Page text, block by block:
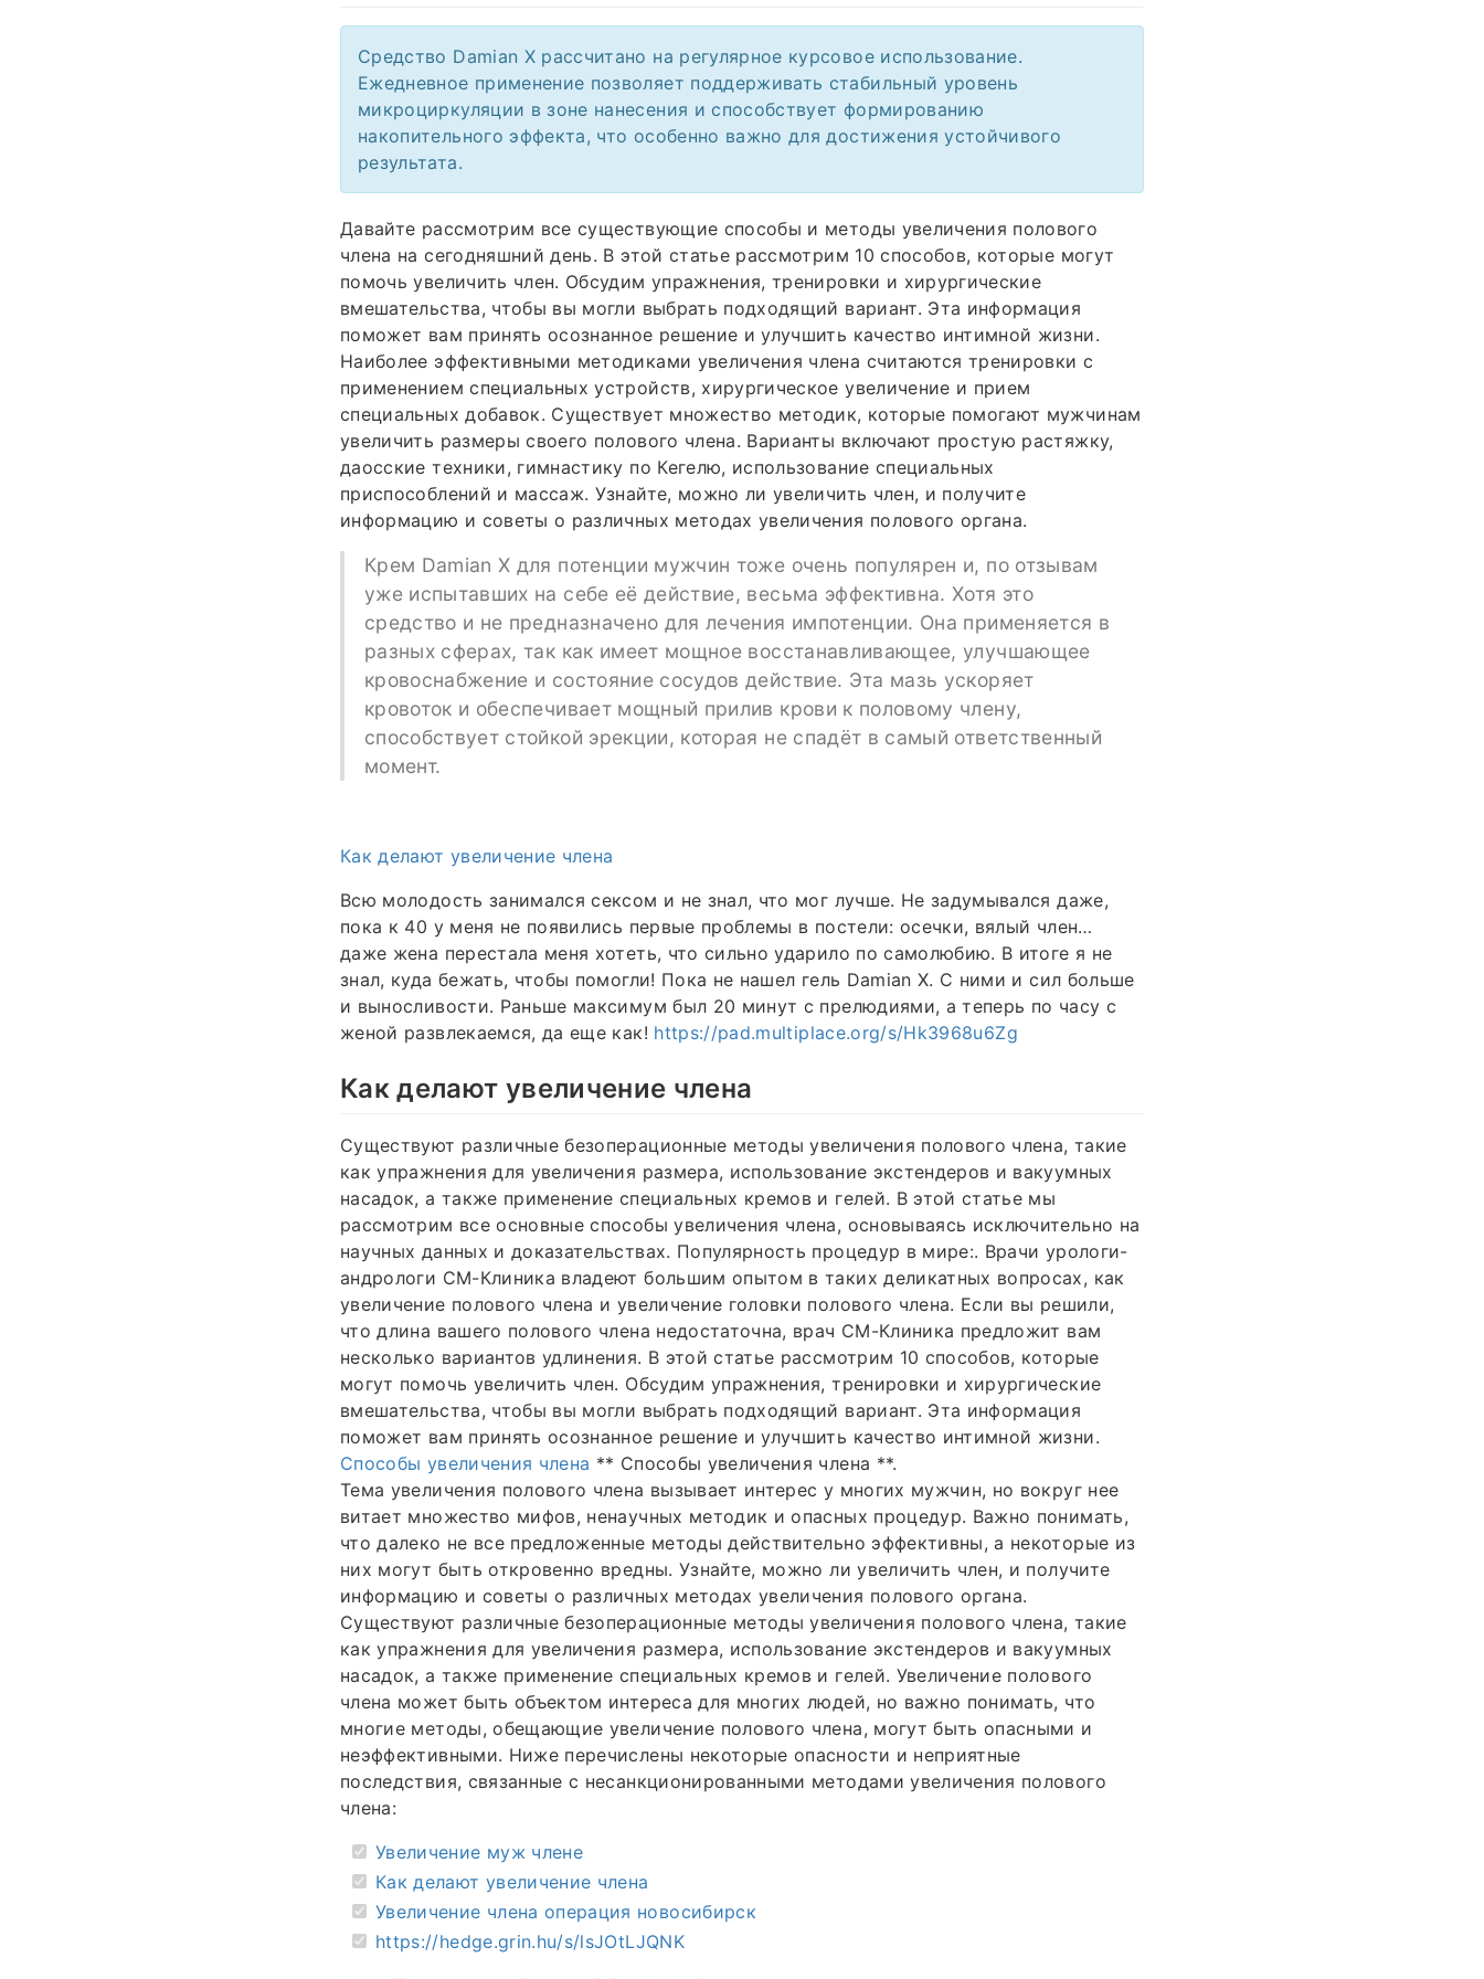
Средство Damian X рассчитано на регулярное курсовое использование.
Ежедневное применение позволяет поддерживать стабильный уровень
микроциркуляции в зоне нанесения и способствует формированию
накопительного эффекта, что особенно важно для достижения устойчивого
результата.
Давайте рассмотрим все существующие способы и методы увеличения полового
члена на сегодняшний день. В этой статье рассмотрим 10 способов, которые могут
помочь увеличить член. Обсудим упражнения, тренировки и хирургические
вмешательства, чтобы вы могли выбрать подходящий вариант. Эта информация
поможет вам принять осознанное решение и улучшить качество интимной жизни.
Наиболее эффективными методиками увеличения члена считаются тренировки с
применением специальных устройств, хирургическое увеличение и прием
специальных добавок. Существует множество методик, которые помогают мужчинам
увеличить размеры своего полового члена. Варианты включают простую растяжку,
даосские техники, гимнастику по Кегелю, использование специальных
приспособлений и массаж. Узнайте, можно ли увеличить член, и получите
информацию и советы о различных методах увеличения полового органа.
Крем Damian X для потенции мужчин тоже очень популярен и, по отзывам
уже испытавших на себе её действие, весьма эффективна. Хотя это
средство и не предназначено для лечения импотенции. Она применяется в
разных сферах, так как имеет мощное восстанавливающее, улучшающее
кровоснабжение и состояние сосудов действие. Эта мазь ускоряет
кровоток и обеспечивает мощный прилив крови к половому члену,
способствует стойкой эрекции, которая не спадёт в самый ответственный
момент.
Как делают увеличение члена
Всю молодость занимался сексом и не знал, что мог лучше. Не задумывался даже,
пока к 40 у меня не появились первые проблемы в постели: осечки, вялый член…
даже жена перестала меня хотеть, что сильно ударило по самолюбию. В итоге я не
знал, куда бежать, чтобы помогли! Пока не нашел гель Damian X. С ними и сил больше
и выносливости. Раньше максимум был 20 минут с прелюдиями, а теперь по часу с
женой развлекаемся, да еще как! https://pad.multiplace.org/s/Hk3968u6Zg
Как делают увеличение члена
Существуют различные безоперационные методы увеличения полового члена, такие
как упражнения для увеличения размера, использование экстендеров и вакуумных
насадок, а также применение специальных кремов и гелей. В этой статье мы
рассмотрим все основные способы увеличения члена, основываясь исключительно на
научных данных и доказательствах. Популярность процедур в мире:. Врачи урологи-
андрологи СМ-Клиника владеют большим опытом в таких деликатных вопросах, как
увеличение полового члена и увеличение головки полового члена. Если вы решили,
что длина вашего полового члена недостаточна, врач СМ-Клиника предложит вам
несколько вариантов удлинения. В этой статье рассмотрим 10 способов, которые
могут помочь увеличить член. Обсудим упражнения, тренировки и хирургические
вмешательства, чтобы вы могли выбрать подходящий вариант. Эта информация
поможет вам принять осознанное решение и улучшить качество интимной жизни.
Способы увеличения члена ** Способы увеличения члена **.
Тема увеличения полового члена вызывает интерес у многих мужчин, но вокруг нее
витает множество мифов, ненаучных методик и опасных процедур. Важно понимать,
что далеко не все предложенные методы действительно эффективны, а некоторые из
них могут быть откровенно вредны. Узнайте, можно ли увеличить член, и получите
информацию и советы о различных методах увеличения полового органа.
Существуют различные безоперационные методы увеличения полового члена, такие
как упражнения для увеличения размера, использование экстендеров и вакуумных
насадок, а также применение специальных кремов и гелей. Увеличение полового
члена может быть объектом интереса для многих людей, но важно понимать, что
многие методы, обещающие увеличение полового члена, могут быть опасными и
неэффективными. Ниже перечислены некоторые опасности и неприятные
последствия, связанные с несанкционированными методами увеличения полового
члена:
Увеличение муж члене
Как делают увеличение члена
Увеличение члена операция новосибирск
https://hedge.grin.hu/s/lsJOtLJQNK